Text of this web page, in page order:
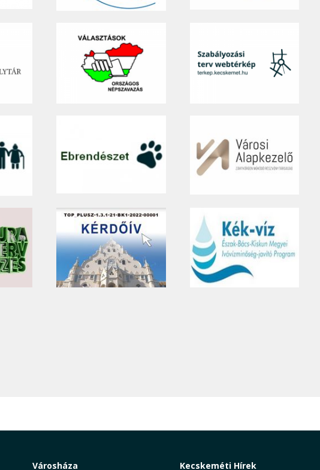
Városháza Kecskeméti Hírek